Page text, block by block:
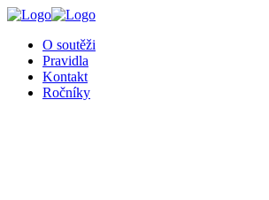
O soutěži
Pravidla
Kontakt
Ročníky